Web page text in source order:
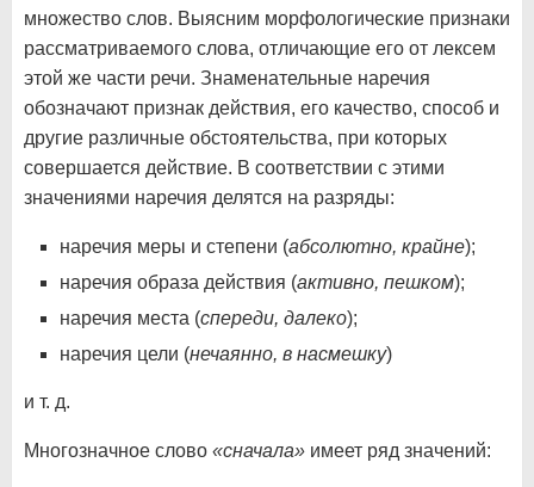
множество слов. Выясним морфологические признаки
рассматриваемого слова, отличающие его от лексем
этой же части речи. Знаменательные наречия
обозначают признак действия, его качество, способ и
другие различные обстоятельства, при которых
совершается действие. В соответствии с этими
значениями наречия делятся на разряды:
наречия меры и степени (абсолютно, крайне);
наречия образа действия (активно, пешком);
наречия места (спереди, далеко);
наречия цели (нечаянно, в насмешку)
и т. д.
Многозначное слово «сначала» имеет ряд значений: